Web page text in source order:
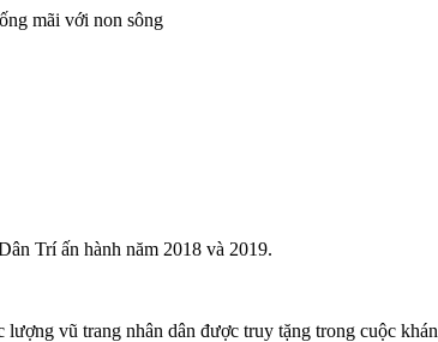
mãi với non sông
Trí ấn hành năm 2018 và 2019.
vũ trang nhân dân được truy tặng trong cuộc